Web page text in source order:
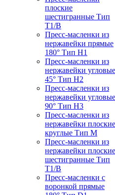
плоские
шестигранные Тип
T1/B
Пресс-масленки из
нержавейки прямые
180° Тип H1
Пресс-масленки из
нержавейки угловые
45° Тип H2
Пресс-масленки из
нержавейки угловые
90° Тип H3
Пресс-масленки из
нержавейки плоские
круглые Тип M
Пресс-масленки из
нержавейки плоские
шестигранные Тип
T1/B
Пресс-масленки с
воронкой прямые